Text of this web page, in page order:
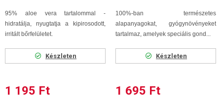
95% aloe vera tartalommal -
hidratálja, nyugtatja a kipirosodott,
irritált bőrfelületet.
Készleten
1 195 Ft
100%-ban természetes
alapanyagokat, gyógynövényeket
tartalmaz, amelyek speciális gond...
Készleten
1 695 Ft